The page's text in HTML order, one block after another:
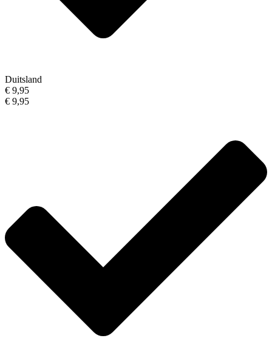
Duitsland
€ 9,95
€ 9,95